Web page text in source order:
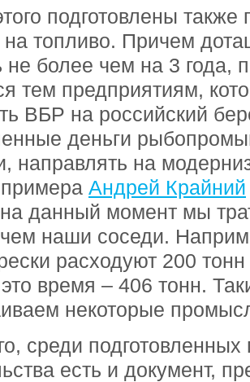
подготовлены также
на топливо. Причем
более чем на 3 года,
тем предприятиям,
ВБР на российский
деньги
направлять на
примера Андрей Крайний
данный момент мы
наши соседи.
расходуют 200
время – 406 тонн.
некоторые
среди подготовленных
есть и документ,